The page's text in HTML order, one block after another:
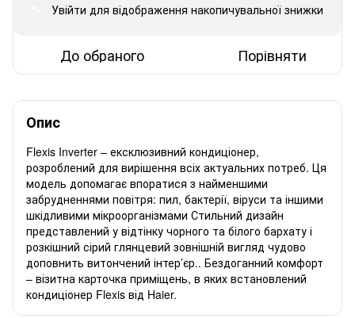
Увійти для відображення накопичувальної знижки
До обраного Порівняти
Опис
Flexis Inverter – ексклюзивний кондиціонер,
розроблений для вирішення всіх актуальних потреб. Ця
модель допомагає впоратися з найменшими
забрудненнями повітря: пил, бактерії, віруси та іншими
шкідливими мікроорганізмами Стильний дизайн
представлений у відтінку чорного та білого бархату і
розкішний сірий глянцевий зовнішній вигляд чудово
доповнить витончений інтер’єр.. Бездоганний комфорт
– візитна карточка приміщень, в яких встановлений
кондиціонер Flexis від Haier.